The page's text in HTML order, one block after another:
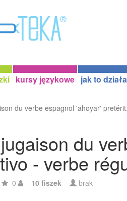
kursy językowe jak to działa
du verbe espagnol 'ahoyar'
du
- verbe
0 10 fiszek brak